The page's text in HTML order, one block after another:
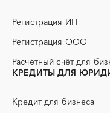
ЖБИ
ИБП
КТП
Регистрация ИП
Регистрация ООО
Расчётный счёт для
КРЕДИТЫ ДЛЯ
Кредит для бизнеса